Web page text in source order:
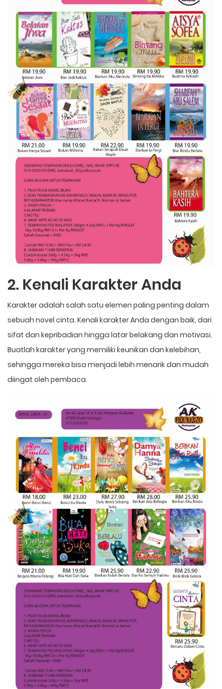
2. Kenali Karakter Anda
Karakter adalah salah satu elemen paling penting dalam
sebuah novel cinta. Kenali karakter Anda dengan baik, dari
sifat dan kepribadian hingga latar belakang dan motivasi.
Buatlah karakter yang memiliki keunikan dan kelebihan,
sehingga mereka bisa menjadi lebih menarik dan mudah
diingat oleh pembaca.